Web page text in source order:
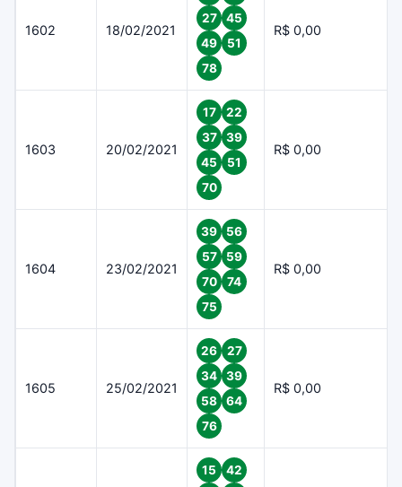
1602 18/02/2021
27
45
49
51
78
R$ 0,00
1603 20/02/2021
17
22
37
39
45
51
70
R$ 0,00
1604 23/02/2021
39
56
57
59
70
74
75
R$ 0,00
1605 25/02/2021
26
27
34
39
58
64
76
R$ 0,00
15
42